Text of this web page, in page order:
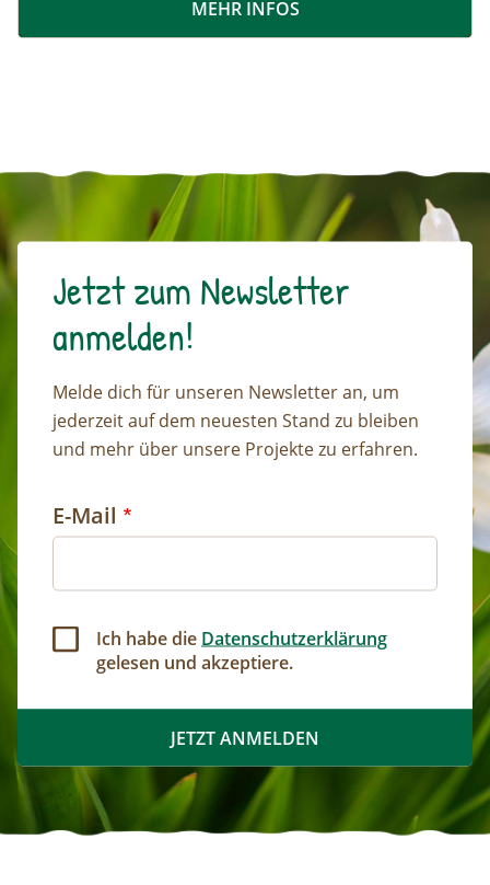
MEHR INFOS
Jetzt zum Newsletter
anmelden!
Melde dich für unseren Newsletter an, um
jederzeit auf dem neuesten Stand zu bleiben
und mehr über unsere Projekte zu erfahren.
E-Mail
Ich habe die Datenschutzerklärung
gelesen und akzeptiere.